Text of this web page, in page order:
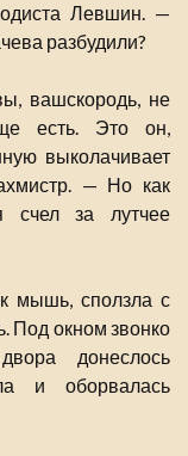
Левшин. —
разбудили?
вашскородь, не
есть. Это он,
выколачивает
— Но как
счел за лутчее
мышь, сползла с
Под окном звонко
донеслось
и оборвалась